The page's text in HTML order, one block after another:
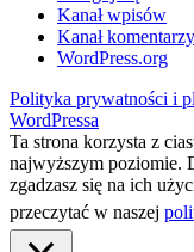
Kanał wpisów
Kanał komentarzy
WordPress.org
Polityka prywatności i
WordPressa
Ta strona korzysta z
najwyższym poziomie.
zgadzasz się na ich
przeczytać w naszej